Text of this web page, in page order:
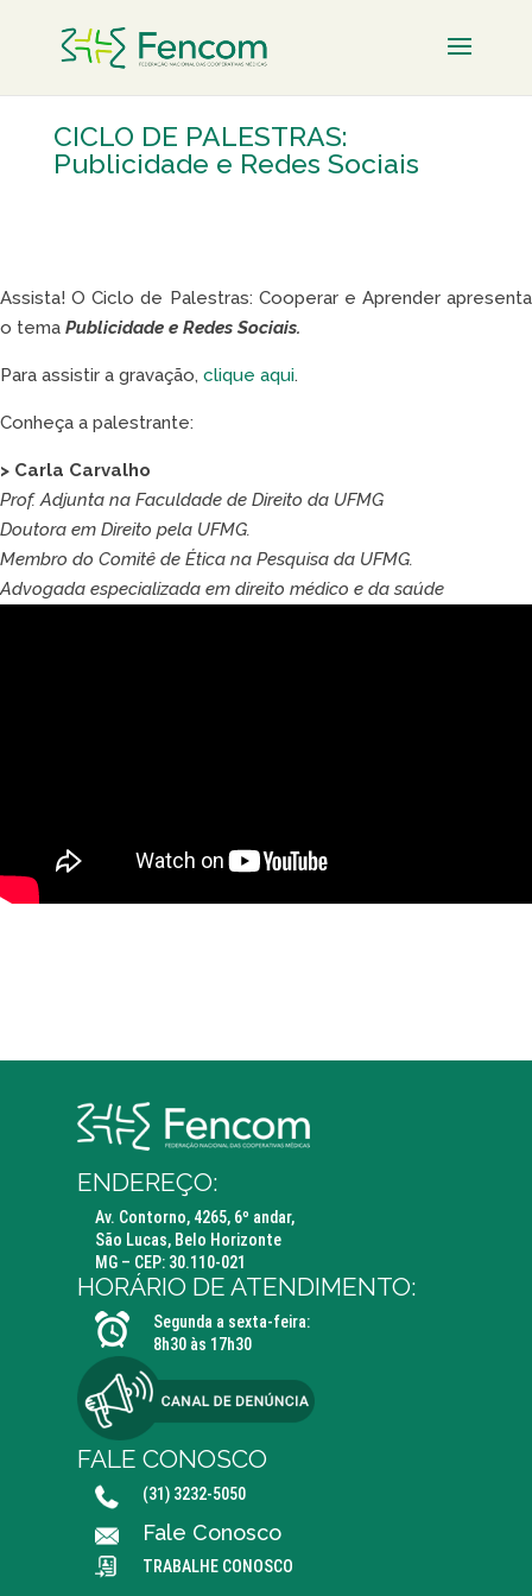
CICLO DE PALESTRAS:
Publicidade e Redes Sociais
Assista! O Ciclo de Palestras: Cooperar e Aprender apresenta
o tema Publicidade e Redes Sociais.
Para assistir a gravação, clique aqui.
Conheça a palestrante:
> Carla Carvalho
Prof. Adjunta na Faculdade de Direito da UFMG
Doutora em Direito pela UFMG.
Membro do Comitê de Ética na Pesquisa da UFMG.
Advogada especializada em direito médico e da saúde
ENDEREÇO:
Av. Contorno, 4265, 6º andar,
São Lucas, Belo Horizonte
MG – CEP: 30.110-021
HORÁRIO DE ATENDIMENTO:
Segunda a sexta-feira:
8h30 às 17h30
FALE CONOSCO
(31) 3232-5050
Fale Conosco
TRABALHE CONOSCO